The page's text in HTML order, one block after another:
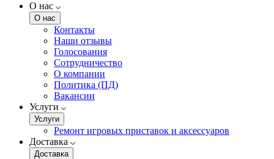
О нас
О нас
Контакты
Наши отзывы
Голосования
Сотрудничество
О компании
Политика (ПД)
Вакансии
Услуги
Услуги
Ремонт игровых приставок и аксессуаров
Доставка
Доставка